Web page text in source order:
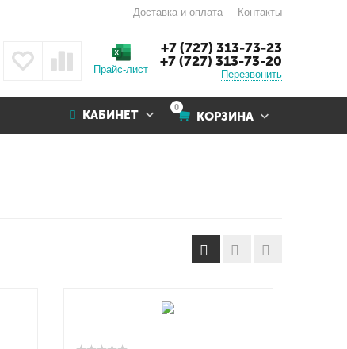
Доставка и оплата Контакты
+7 (727) 313-73-23
+7 (727) 313-73-20
Перезвонить
Прайс-лист
0
КОРЗИНА
КАБИНЕТ